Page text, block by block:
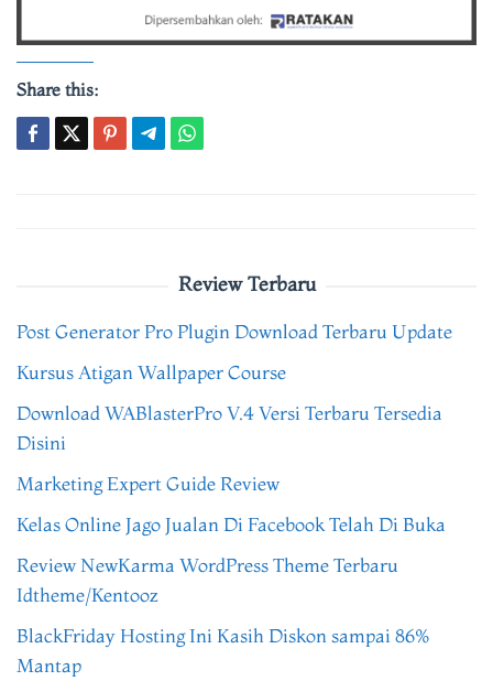
Share this:
Review Terbaru
Post Generator Pro Plugin Download Terbaru Update
Kursus Atigan Wallpaper Course
Download WABlasterPro V.4 Versi Terbaru Tersedia
Disini
Marketing Expert Guide Review
Kelas Online Jago Jualan Di Facebook Telah Di Buka
Review NewKarma WordPress Theme Terbaru
Idtheme/Kentooz
BlackFriday Hosting Ini Kasih Diskon sampai 86%
Mantap